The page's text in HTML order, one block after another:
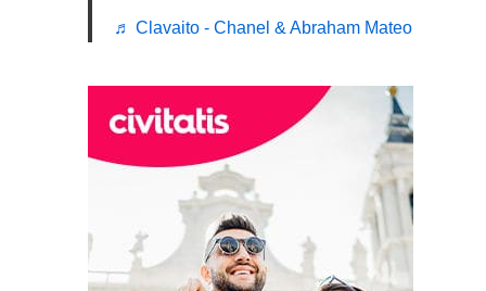
♬ Clavaito - Chanel & Abraham Mateo